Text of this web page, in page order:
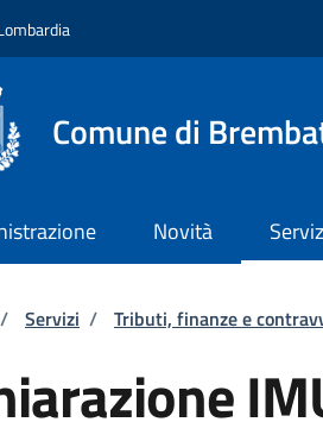
Comune di
Novità
di pane
/ Servizi / Tributi, finanze e